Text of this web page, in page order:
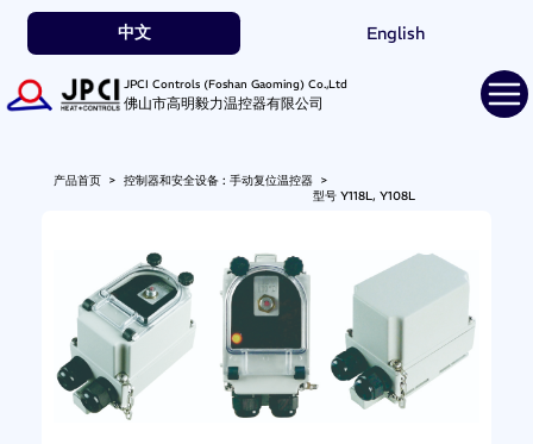
中文 English
JPCI Controls (Foshan Gaoming) Co.,Ltd
佛山市高明毅力温控器有限公司
产品首页> 控制器和安全设备 : 手动复位温控器>
型号 Y118L, Y108L